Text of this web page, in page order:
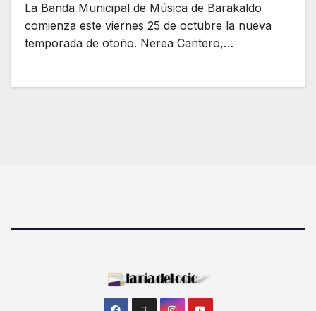
La Banda Municipal de Música de Barakaldo
comienza este viernes 25 de octubre la nueva
temporada de otoño. Nerea Cantero,…